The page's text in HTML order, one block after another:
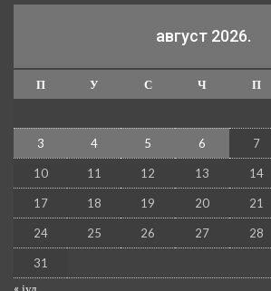
август 2026.
П У С Ч П
3 4 5 6 7
10 11 12 13 14
17 18 19 20 21
24 25 26 27 28
31
« јул